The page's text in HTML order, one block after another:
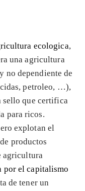
ecologica,
una agricultura
no dependiente de
petroleo, …),
sello que certifica
para ricos.
explotan el
productos
agricultura
por el capitalismo
de tener un